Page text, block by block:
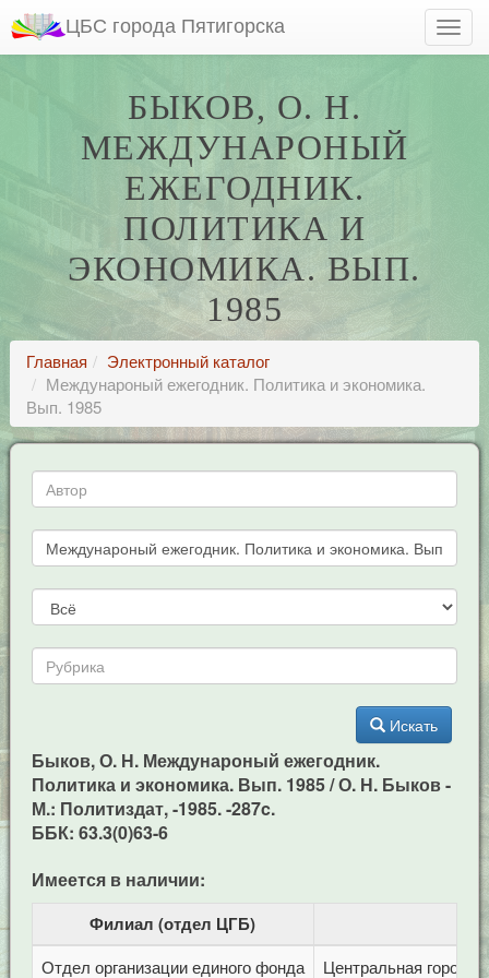
ЦБС города Пятигорска
БЫКОВ, О. Н.
МЕЖДУНАРОНЫЙ
ЕЖЕГОДНИК.
ПОЛИТИКА И
ЭКОНОМИКА. ВЫП.
1985
Главная
Электронный каталог
Междунароный ежегодник. Политика и экономика.
Вып. 1985
Искать
Быков, О. Н. Междунароный ежегодник.
Политика и экономика. Вып. 1985 / О. Н. Быков -
М.: Политиздат, -1985. -287c.
ББК: 63.3(0)63-6
Имеется в наличии:
Филиал (отдел ЦГБ)
Отдел организации единого фонда Центральная